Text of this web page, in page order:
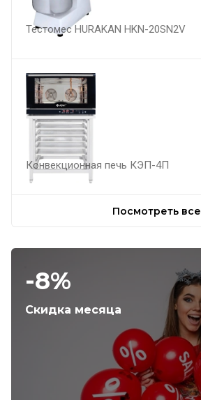
Тестомес HURAKAN HKN-20SN2V
Конвекционная печь КЭП-4П
Посмотреть все
-8%
Скидка месяца